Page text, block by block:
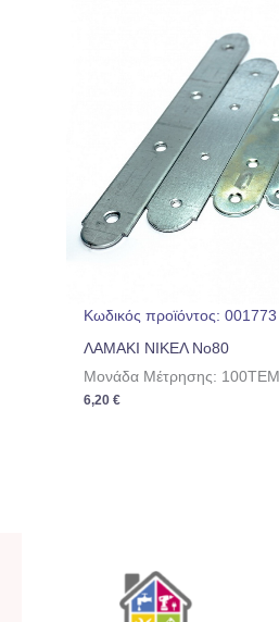
Κωδικός προϊόντος: 001773
ΛΑΜΑΚΙ ΝΙΚΕΛ No80
Μονάδα Μέτρησης: 100TEM
6,20€